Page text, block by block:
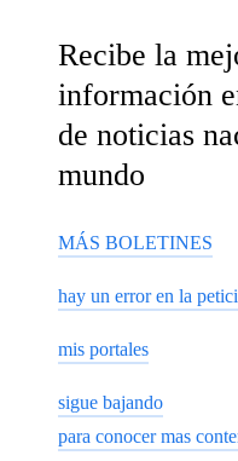
Recibe la
información
de noticias
mundo
MÁS BOLETINES
hay un error en la
mis portales
sigue bajando
para conocer mas